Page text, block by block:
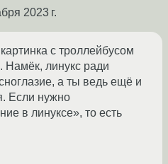
2023 г.
с троллейбусом
Намёк, линукс ради
а ты ведь ещё и
Если нужно
в линуксе», то есть